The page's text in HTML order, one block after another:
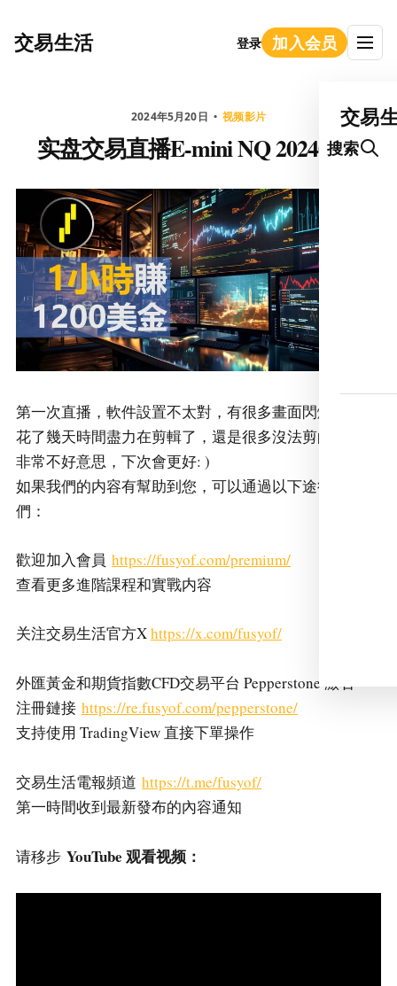
交易生活 登录 加入会员
交易
搜索
2024年5月20日 视频影片
实盘交易直播E-mini NQ 20240516
第一次直播，軟件設置不太對，有很多畫面閃爍的地方
花了幾天時間盡力在剪輯了，還是很多沒法剪的地方
非常不好意思，下次會更好: )
如果我們的内容有幫助到您，可以通過以下途徑支持我
們：
歡迎加入會員 https://fusyof.com/premium/
查看更多進階課程和實戰内容
关注交易生活官方Xhttps://x.com/fusyof/
外匯黃金和期貨指數CFD交易平台 Pepperstone 激石
注冊鏈接 https://re.fusyof.com/pepperstone/
支持使用 TradingView 直接下單操作
交易生活電報頻道 https://t.me/fusyof/
第一時間收到最新發布的內容通知
请移步 YouTube 观看视频：